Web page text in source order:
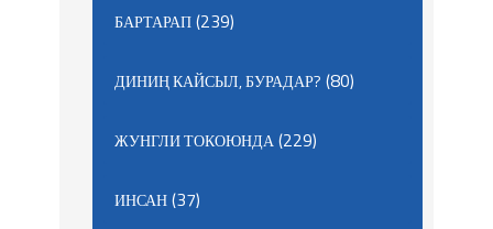
БАРТАРАП(239)
ДИНИҢ КАЙСЫЛ, БУРАДАР? (80)
ЖУНГЛИ ТОКОЮНДА(229)
ИНСАН(37)